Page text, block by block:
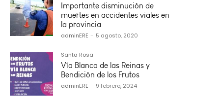
Importante disminución de
muertes en accidentes viales en
la provincia
adminERE - 5 agosto, 2020
Santa Rosa
Vía Blanca de las Reinas y
Bendición de los Frutos
adminERE - 9 febrero, 2024